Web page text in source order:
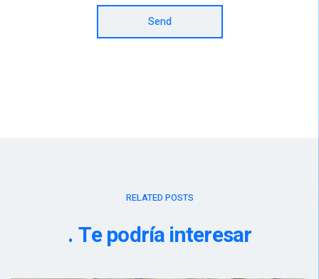
Send
RELATED POSTS
Te podría interesar